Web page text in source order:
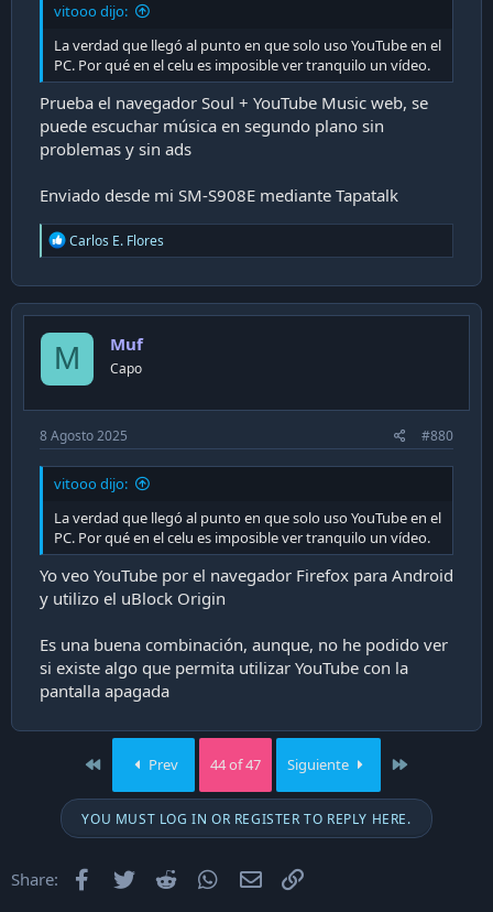
vitooo dijo:
La verdad que llegó al punto en que solo uso YouTube en el
PC. Por qué en el celu es imposible ver tranquilo un vídeo.
Prueba el navegador Soul + YouTube Music web, se
puede escuchar música en segundo plano sin
problemas y sin ads
Enviado desde mi SM-S908E mediante Tapatalk
R
e
c
t
o
n
Carlos E. Flores
M Muf
Capo
8 Agosto 2025 #880
vitooo dijo:
La verdad que llegó al punto en que solo uso YouTube en el
PC. Por qué en el celu es imposible ver tranquilo un vídeo.
Yo veo YouTube por el navegador Firefox para Android
y utilizo el uBlock Origin
Es una buena combinación, aunque, no he podido ver
si existe algo que permita utilizar YouTube con la
pantalla apagada
First Prev 44 of 47 Siguiente
YOU MUST LOG IN OR REGISTER TO REPLY HERE.
Share: Facebook
Twitter Reddit WhatsApp
Email